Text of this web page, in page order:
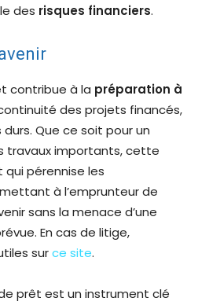
des risques financiers.
contribue à la préparation à
des projets financés,
Que ce soit pour un
travaux importants, cette
pérennise les
à l’emprunteur de
sans la menace d’une
En cas de litige,
surce site.
prêt est un instrument clé